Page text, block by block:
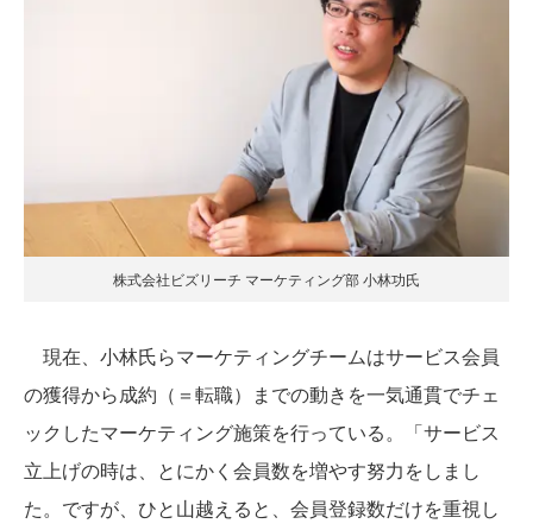
株式会社ビズリーチ マーケティング部 小林功氏
現在、小林氏らマーケティングチームはサービス会員
の獲得から成約（＝転職）までの動きを一気通貫でチェ
ックしたマーケティング施策を行っている。「サービス
立上げの時は、とにかく会員数を増やす努力をしまし
た。ですが、ひと山越えると、会員登録数だけを重視し